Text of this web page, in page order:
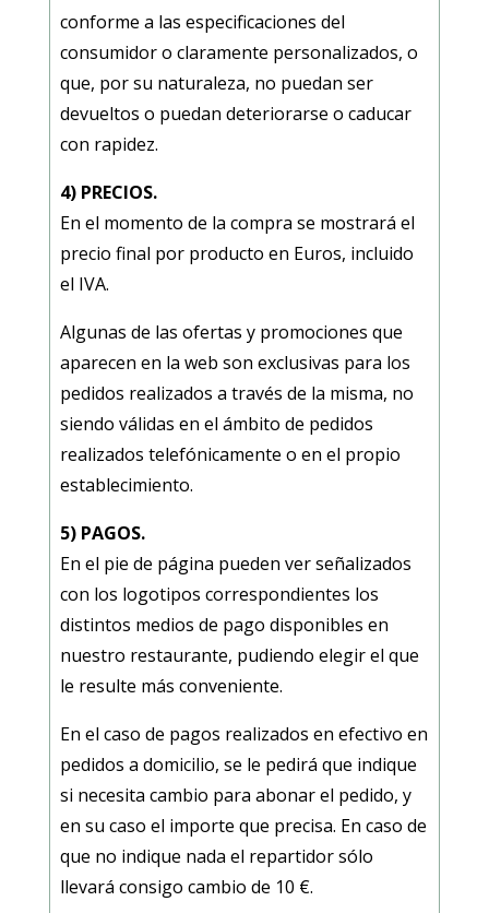
conforme a las especificaciones del
consumidor o claramente personalizados, o
que, por su naturaleza, no puedan ser
devueltos o puedan deteriorarse o caducar
con rapidez.
4) PRECIOS.
En el momento de la compra se mostrará el
precio final por producto en Euros, incluido
el IVA.
Algunas de las ofertas y promociones que
aparecen en la web son exclusivas para los
pedidos realizados a través de la misma, no
siendo válidas en el ámbito de pedidos
realizados telefónicamente o en el propio
establecimiento.
5) PAGOS.
En el pie de página pueden ver señalizados
con los logotipos correspondientes los
distintos medios de pago disponibles en
nuestro restaurante, pudiendo elegir el que
le resulte más conveniente.
En el caso de pagos realizados en efectivo en
pedidos a domicilio, se le pedirá que indique
si necesita cambio para abonar el pedido, y
en su caso el importe que precisa. En caso de
que no indique nada el repartidor sólo
llevará consigo cambio de 10 €.